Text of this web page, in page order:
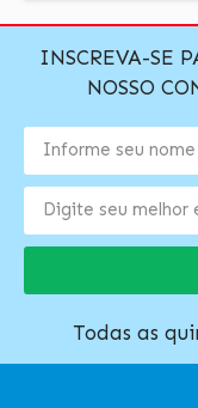
INSCREVA-SE
NOSSO
Todas as